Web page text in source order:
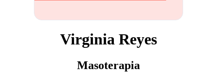
Virginia Reyes
Masoterapia